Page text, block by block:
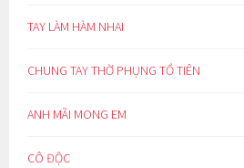
TAY LÀM HÀM NHAI
CHUNG TAY THỜ PHỤNG TỔ TIÊN
ANH MÃI MONG EM
CÔ ĐỘC